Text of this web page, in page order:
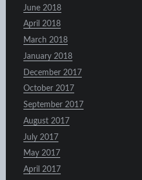
June 2018
April 2018
March 2018
January 2018
December 2017
October 2017
September 2017
August 2017
July 2017
May 2017
April 2017